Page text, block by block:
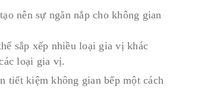
nên sự ngăn nắp cho không gian
sắp xếp nhiều loại gia vị khác
loại gia vị.
tiết kiệm không gian bếp một cách